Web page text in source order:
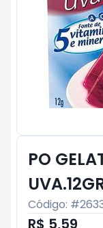
PO
Código: #
R$ 5,59